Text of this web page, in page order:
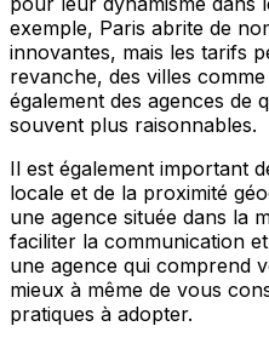
exemple, Paris abrite de
innovantes, mais les tarifs
revanche, des villes
également des agences de
souvent plus raisonnables.
Il est également important
locale et de la proximité
une agence située dans la
faciliter la communication
une agence qui comprend
mieux à même de vous
pratiques à adopter.